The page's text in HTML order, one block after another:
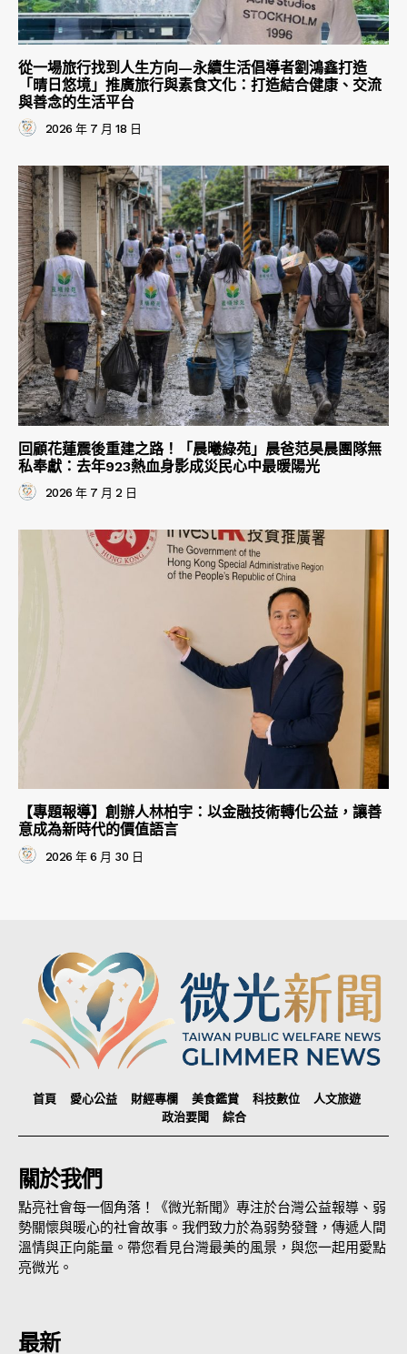
從一場旅行找到人生方向—永續生活倡導者劉鴻鑫打造
「晴日悠境」推廣旅行與素食文化：打造結合健康、交流
與善念的生活平台
2026 年 7 月 18 日
回顧花蓮震後重建之路！「晨曦綠苑」晨爸范昊晨團隊無
私奉獻：去年923熱血身影成災民心中最暖陽光
2026 年 7 月 2 日
【專題報導】創辦人林柏宇：以金融技術轉化公益，讓善
意成為新時代的價值語言
2026 年 6 月 30 日
首頁 愛心公益 財經專欄 美食鑑賞 科技數位
人文旅遊
政治要聞
綜合
關於我們
點亮社會每一個角落！《微光新聞》專注於台灣公益報導、弱
勢關懷與暖心的社會故事。我們致力於為弱勢發聲，傳遞人間
溫情與正向能量。帶您看見台灣最美的風景，與您一起用愛點
亮微光。
最新